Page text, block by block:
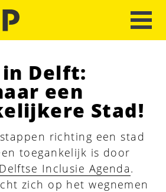
Delft:
een
Stad!
richting een stad
toegankelijk is door
Delftse Inclusie Agenda.
zich op het wegnemen